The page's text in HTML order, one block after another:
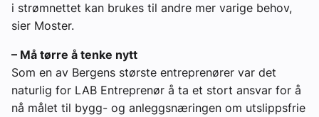
i strømnettet kan brukes til andre mer varige behov,
sier Moster.
– Må tørre å tenke nytt
Som en av Bergens største entreprenører var det
naturlig for LAB Entreprenør å ta et stort ansvar for å
nå målet til bygg- og anleggsnæringen om utslippsfrie